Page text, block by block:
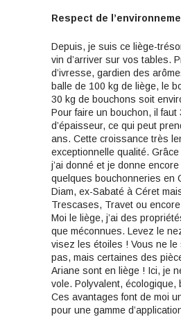
Respect de
Depuis, je suis ce liège-
vin d’arriver sur vos tables.
d’ivresse, gardien des
balle de 100 kg de liège, le
30 kg de bouchons soit
Pour faire un bouchon, il faut
d’épaisseur, ce qui peut
ans. Cette croissance très
exceptionnelle qualité.
j’ai donné et je donne
quelques bouchonneries en
Diam, ex-Sabaté à Céret
Trescases, Travet ou
Moi le liège, j’ai des
que méconnues. Levez le
visez les étoiles ! Vous ne
pas, mais certaines des
Ariane sont en liège ! Ici, je
vole. Polyvalent, écologique,
Ces avantages font de moi
pour une gamme